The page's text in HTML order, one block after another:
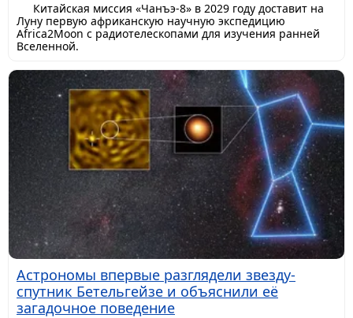
Китайская миссия «Чанъэ-8» в 2029 году доставит на
Луну первую африканскую научную экспедицию
Africa2Moon с радиотелескопами для изучения ранней
Вселенной.
Астрономы впервые разглядели звезду-
спутник Бетельгейзе и объяснили её
загадочное поведение